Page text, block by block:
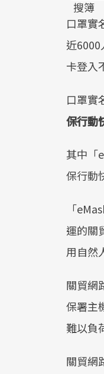
口罩實
近
卡登入
口罩實
保行動
其中「
保行動
「
運的關
用自然
關貿網
保署主
難以負
關貿網